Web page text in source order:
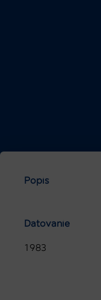
Popis
Datovanie
1983